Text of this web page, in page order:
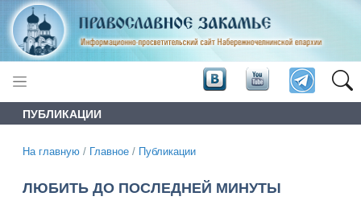
ПУБЛИКАЦИИ
На главную / Главное / Публикации
ЛЮБИТЬ ДО ПОСЛЕДНЕЙ МИНУТЫ